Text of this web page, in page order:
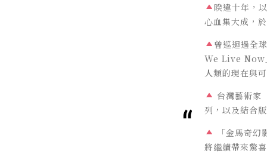
睽違十年，
心血集大成，
曾巡迴過全
We Live Now
人類的現在與
台灣藝術家
列，以及結合
「金馬奇幻
將繼續帶來驚